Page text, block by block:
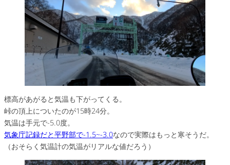
標高があがると気温も下がってくる。
峠の頂上についたのが15時24分。
気温は手元で-5.0度。
気象庁記録だと平野部で-1.5~-3.0なので実際はもっと寒そうだ。
（おそらく気温計の気温がリアルな値だろう）